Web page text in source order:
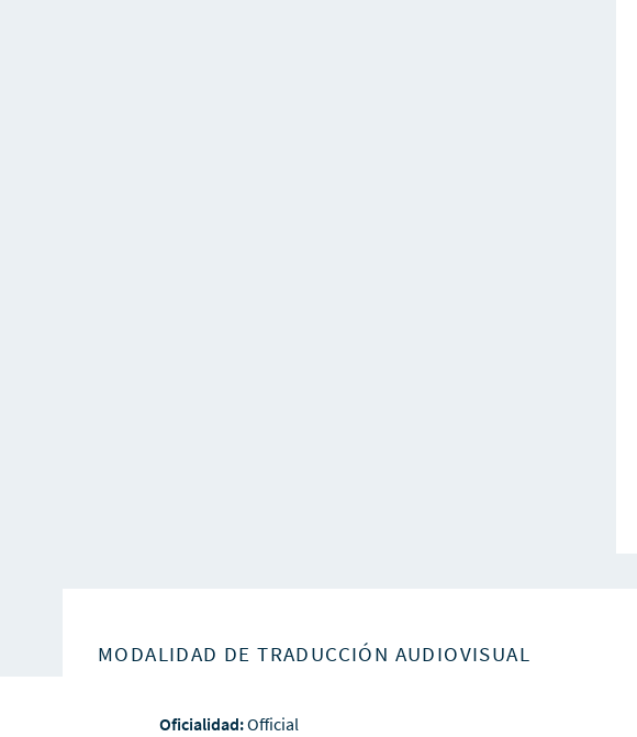
MODALIDAD DE TRADUCCIÓN AUDIOVISUAL
Oficialidad:Official